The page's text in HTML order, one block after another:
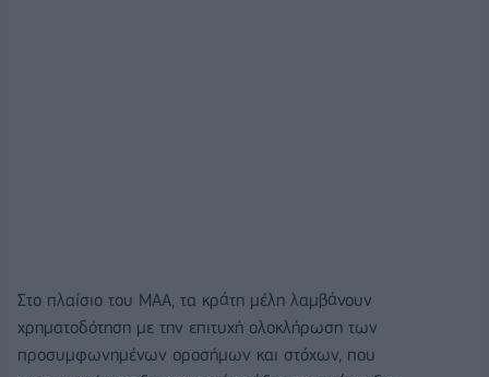
Στο πλαίσιο του ΜΑΑ, τα κράτη μέλη λαμβάνουν
χρηματοδότηση με την επιτυχή ολοκλήρωση των
προσυμφωνημένων οροσήμων και στόχων, που